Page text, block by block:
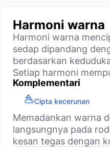
Harmoni warna
Harmoni warna
sedap dipandang
berdasarkan
Setiap harmoni
Komplementari
Cipta kecerunan
Memadankan warna
langsungnya pada
kesan tegas dengan